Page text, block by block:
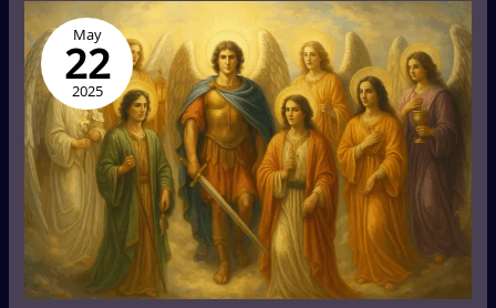
May
22
2025
Los
7
Arcángeles:
Quiénes
Son,
Qué
Representan
Cómo
Conectarte
con